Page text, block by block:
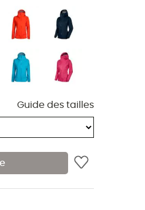
Guide des tailles